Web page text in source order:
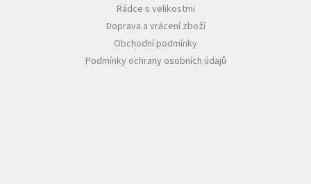
Rádce s velikostmi
Doprava a vrácení zboží
Obchodní podmínky
Podmínky ochrany osobních údajů